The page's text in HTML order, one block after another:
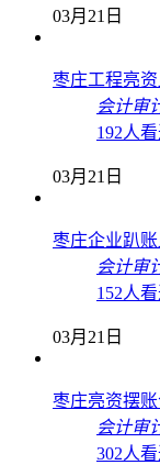
03月21日
枣庄工程亮
会计审
192人
03月21日
枣庄企业趴
会计审
152人
03月21日
枣庄亮资摆
会计审
302人